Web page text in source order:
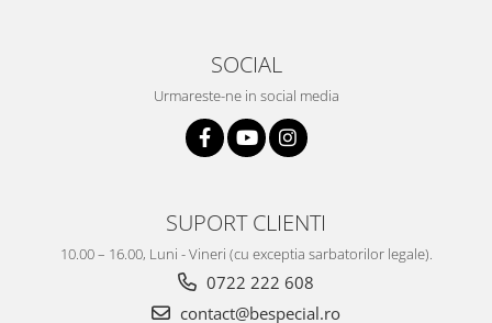
SOCIAL
Urmareste-ne in social media
SUPORT CLIENTI
10.00 – 16.00, Luni - Vineri (cu exceptia sarbatorilor legale).
0722 222 608
contact@bespecial.ro